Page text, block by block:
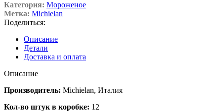
Категория: Мороженое
Метка: Michielan
Поделиться:
Описание
Детали
Доставка и оплата
Описание
Производитель: Michielan, Италия
Кол-во штук в коробке: 12